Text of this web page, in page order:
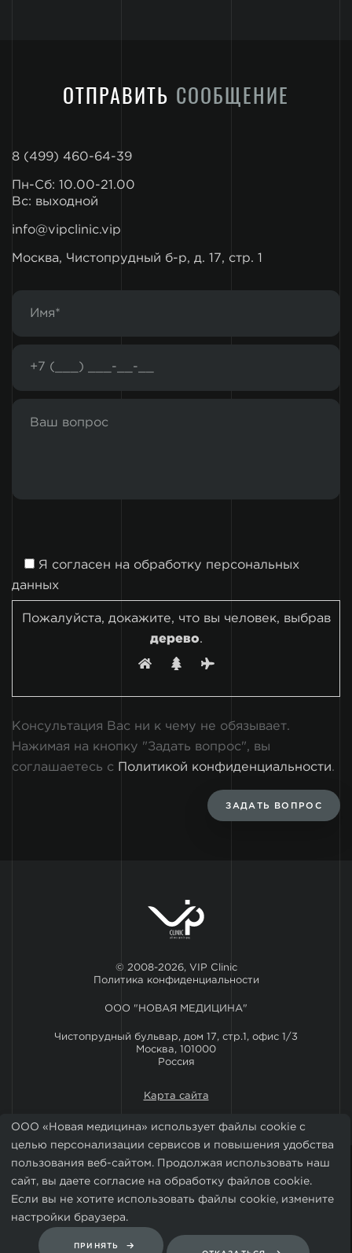
ОТПРАВИТЬ СООБЩЕНИЕ
8 (499) 460-64-39
Пн-Сб: 10.00-21.00
Вс: выходной
info@vipclinic.vip
Москва, Чистопрудный б-р, д. 17, стр. 1
Я согласен на обработку персональных
данных
Пожалуйста, докажите, что вы человек, выбрав
дерево.
Консультация Вас ни к чему не обязывает.
Нажимая на кнопку "Задать вопрос", вы
соглашаетесь с
Политикой конфиденциальности.
ЗАДАТЬ ВОПРОС
© 2008-2026, VIP Clinic
Политика конфиденциальности
ООО "НОВАЯ МЕДИЦИНА"
Чистопрудный бульвар, дом 17, стр.1, офис 1/3
Москва, 101000
Россия
Карта сайта
Установить мобильное приложение VIP Clinic
ООО «Новая медицина» использует файлы cookie с
целью персонализации сервисов и повышения удобства
пользования веб-сайтом. Продолжая использовать наш
сайт, вы даете согласие на обработку файлов cookie.
Если вы не хотите использовать файлы cookie, измените
настройки браузера.
ПРИНЯТЬ